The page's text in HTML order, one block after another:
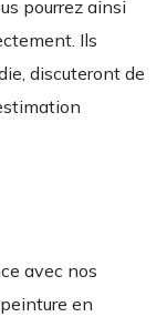
pourrez ainsi
Ils
discuteront de
avec nos
en